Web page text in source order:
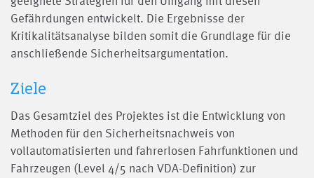
Gefährdungen entwickelt. Die Ergebnisse der
Kritikalitätsanalyse bilden somit die Grundlage für die
anschließende Sicherheitsargumentation.
Ziele
Das Gesamtziel des Projektes ist die Entwicklung von
Methoden für den Sicherheitsnachweis von
vollautomatisierten und fahrerlosen Fahrfunktionen und
Fahrzeugen (Level 4/5 nach VDA-Definition) zur